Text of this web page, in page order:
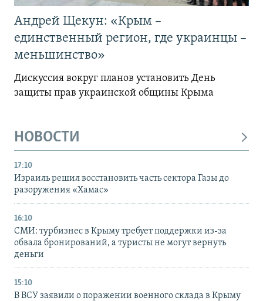
Андрей Щекун: «Крым –
единственный регион, где украинцы –
меньшинство»
Дискуссия вокруг планов установить День
защиты прав украинской общины Крыма
НОВОСТИ
17:10
Израиль решил восстановить часть сектора Газы до
разоружения «Хамас»
16:10
СМИ: турбизнес в Крыму требует поддержки из-за
обвала бронирований, а туристы не могут вернуть
деньги
15:10
В ВСУ заявили о поражении военного склада в Крыму